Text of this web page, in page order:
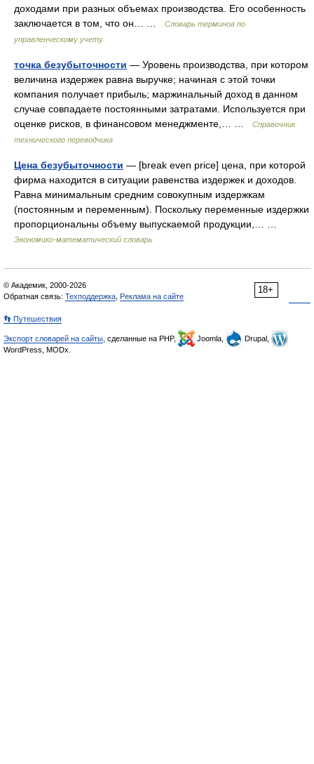
доходами при разных объемах производства. Его особенность
заключается в том, что он… …
Словарь терминов по
управленческому учету
точка безубыточности — Уровень производства, при котором
величина издержек равна выручке; начиная с этой точки
компания получает прибыль; маржинальный доход в данном
случае совпадаете постоянными затратами. Используется при
оценке рисков, в финансовом менеджменте,… …
Справочник
технического переводчика
Цена безубыточности — [break even price] цена, при которой
фирма находится в ситуации равенства издержек и доходов.
Равна минимальным средним совокупным издержкам
(постоянным и переменным). Поскольку переменные издержки
пропорциональны объему выпускаемой продукции,… …
Экономико-математический словарь
18+
© Академик, 2000-2026
Обратная связь: Техподдержка Реклама на сайте
👣 Путешествия
Экспорт словарей на сайты , сделанные на PHP, Joomla,
Drupal,
WordPress, MODx.